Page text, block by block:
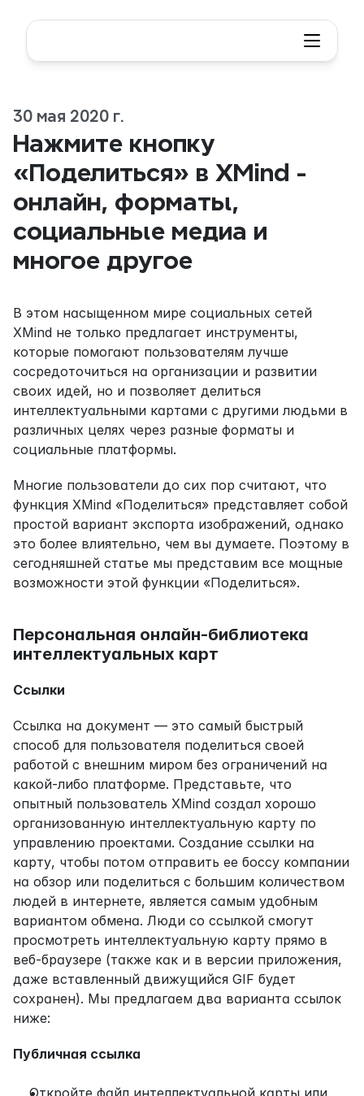
30 мая 2020 г.
Нажмите кнопку
«Поделиться» в XMind -
онлайн, форматы,
социальные медиа и
многое другое
В этом насыщенном мире социальных сетей
XMind не только предлагает инструменты,
которые помогают пользователям лучше
сосредоточиться на организации и развитии
своих идей, но и позволяет делиться
интеллектуальными картами с другими людьми в
различных целях через разные форматы и
социальные платформы.
Многие пользователи до сих пор считают, что
функция XMind «Поделиться» представляет собой
простой вариант экспорта изображений, однако
это более влиятельно, чем вы думаете. Поэтому в
сегодняшней статье мы представим все мощные
возможности этой функции «Поделиться».
Персональная онлайн-библиотека
интеллектуальных карт
Ссылки
Ссылка на документ — это самый быстрый
способ для пользователя поделиться своей
работой с внешним миром без ограничений на
какой-либо платформе. Представьте, что
опытный пользователь XMind создал хорошо
организованную интеллектуальную карту по
управлению проектами. Создание ссылки на
карту, чтобы потом отправить ее боссу компании
на обзор или поделиться с большим количеством
людей в интернете, является самым удобным
вариантом обмена. Люди со ссылкой смогут
просмотреть интеллектуальную карту прямо в
веб-браузере (также как и в версии приложения,
даже вставленный движущийся GIF будет
сохранен). Мы предлагаем два варианта ссылок
ниже:
Публичная ссылка
Откройте файл интеллектуальной карты или